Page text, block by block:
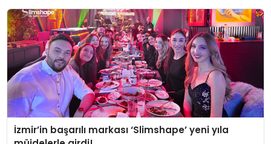
İzmir’in başarılı markası ‘Slimshape’ yeni yıla